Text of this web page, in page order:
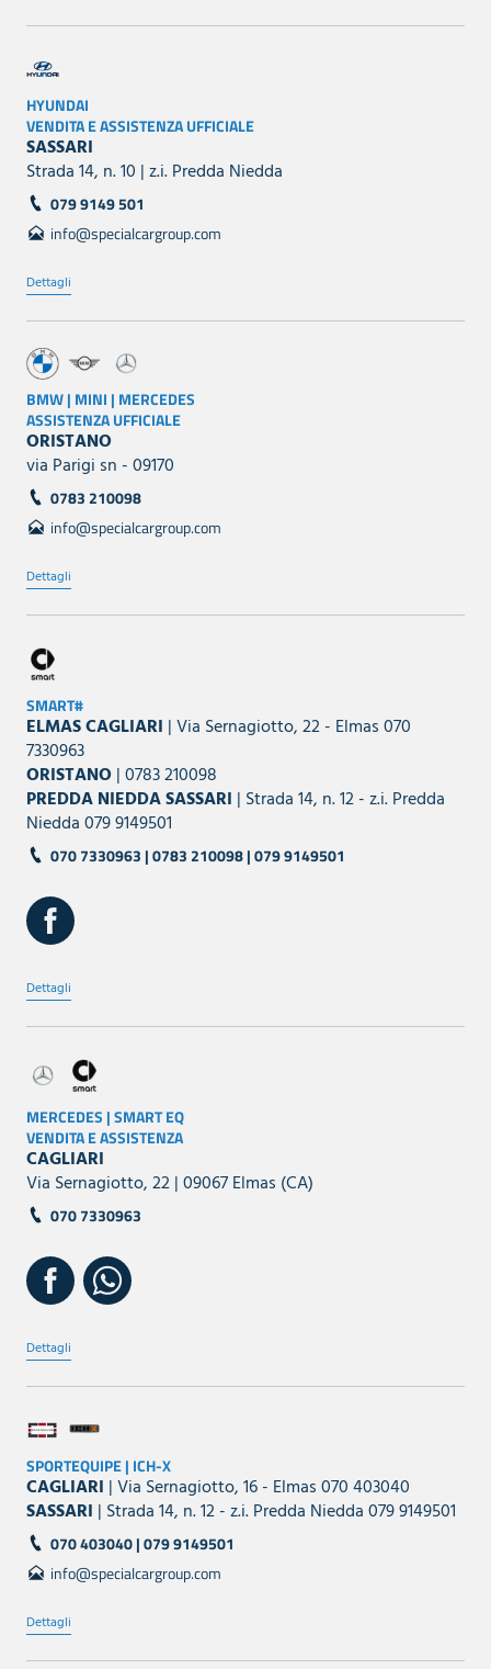
HYUNDAI
VENDITA E ASSISTENZA UFFICIALE
SASSARI
Strada 14, n. 10 | z.i. Predda Niedda
079 9149 501
info@specialcargroup.com
Dettagli
BMW | MINI | MERCEDES
ASSISTENZA UFFICIALE
ORISTANO
via Parigi sn - 09170
0783 210098
info@specialcargroup.com
Dettagli
SMART#
ELMAS CAGLIARI | Via Sernagiotto, 22 - Elmas 070
7330963
ORISTANO| 0783 210098
PREDDA NIEDDA SASSARI | Strada 14, n. 12 - z.i. Predda
Niedda 079 9149501
070 7330963 | 0783 210098 | 079 9149501
Dettagli
MERCEDES | SMART EQ
VENDITA E ASSISTENZA
CAGLIARI
Via Sernagiotto, 22 | 09067 Elmas (CA)
070 7330963
Dettagli
SPORTEQUIPE | ICH-X
CAGLIARI | Via Sernagiotto, 16 - Elmas 070 403040
SASSARI | Strada 14, n. 12 - z.i. Predda Niedda 079 9149501
070 403040 | 079 9149501
info@specialcargroup.com
Dettagli